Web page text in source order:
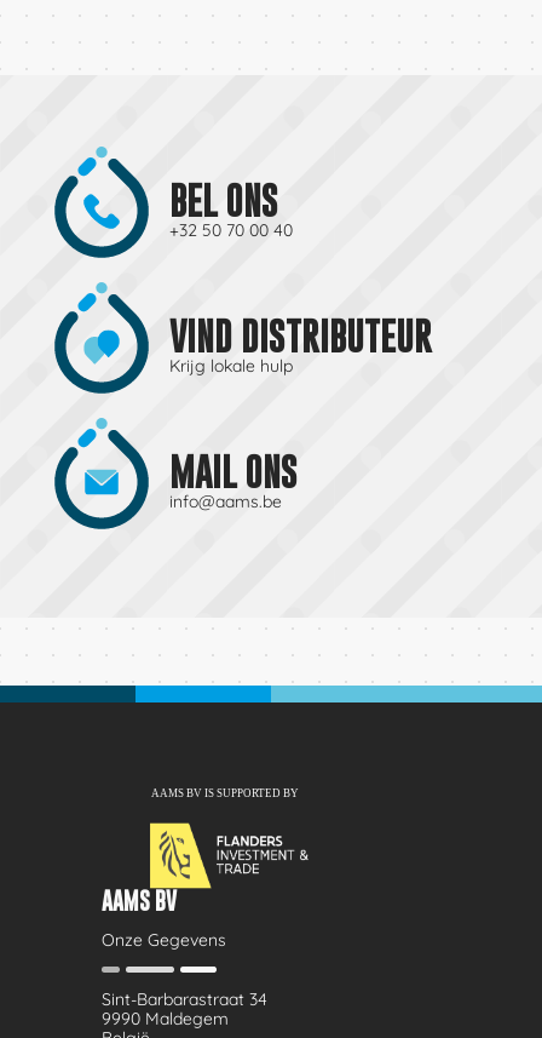
BEL ONS
+32 50 70 00 40
VIND DISTRIBUTEUR
Krijg lokale hulp
MAIL ONS
info@aams.be
AAMS BV
Onze Gegevens
Sint-Barbarastraat 34
9990 Maldegem